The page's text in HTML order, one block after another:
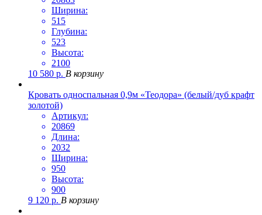
Ширина:
515
Глубина:
523
Высота:
2100
10 580 р. В корзину
Кровать односпальная 0,9м «Теодора» (белый/дуб крафт
золотой)
Артикул:
20869
Длина:
2032
Ширина:
950
Высота:
900
9 120 р. В корзину